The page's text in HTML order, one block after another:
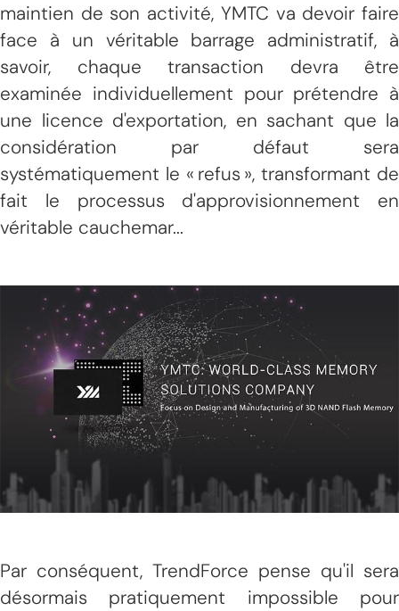
maintien de son activité, YMTC va devoir faire
face à un véritable barrage administratif, à
savoir, chaque transaction devra être
examinée individuellement pour prétendre à
une licence d'exportation, en sachant que la
considération par défaut sera
systématiquement le « refus », transformant de
fait le processus d'approvisionnement en
véritable cauchemar...
Par conséquent, TrendForce pense qu'il sera
désormais pratiquement impossible pour